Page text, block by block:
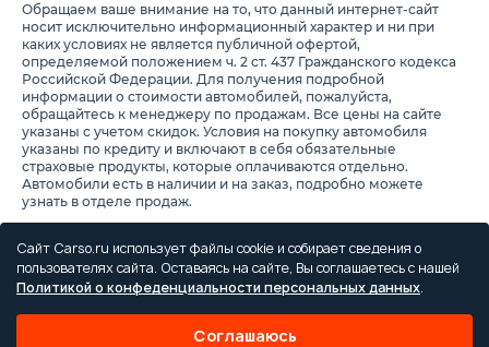
Обращаем ваше внимание на то, что данный интернет-сайт
носит исключительно информационный характер и ни при
каких условиях не является публичной офертой,
определяемой положением ч. 2 ст. 437 Гражданского кодекса
Российской Федерации. Для получения подробной
информации о стоимости автомобилей, пожалуйста,
обращайтесь к менеджеру по продажам. Все цены на сайте
указаны с учетом скидок. Условия на покупку автомобиля
указаны по кредиту и включают в себя обязательные
страховые продукты, которые оплачиваются отдельно.
Автомобили есть в наличии и на заказ, подробно можете
узнать в отделе продаж.
Предоставляя свои персональные данные и используя
настоящий веб-сайт, Вы соглашаетесь с обработкой Ваших
персональных данных и принимаете условия их обработки.
Сайт Carso.ru использует файлы cookie и собирает сведения о
пользователях сайта. Оставаясь на сайте, Вы соглашаетесь с нашей
Политикой о конфеденциальности персональных данных.
Соглашаюсь